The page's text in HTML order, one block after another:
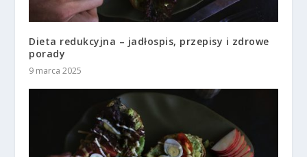
Dieta redukcyjna – jadłospis, przepisy i zdrowe
porady
9 marca 2025